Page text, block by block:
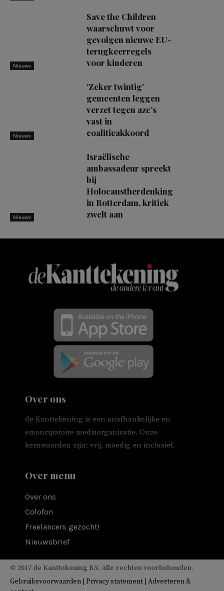
Nieuws
Save the Children
waarschuwt voor
gevolgen nieuwe EU-
terugkeerregels
voor kinderen
Nieuws
‘Zeker twintig’
gemeenten leggen
verzet tegen azc’s
vast in
coalitieakkoord
Nieuws
Israëlische
ambassadeur spreekt
bij
Holocaustherdenking
in Rotterdam, kritiek
zwelt aan
Over ons
de Kanttekening is een onafhankelijke en
emancipatoire mediaorganisatie. Onze
kernwaarden zijn: vrij, moedig en inclusief.
Over menu
Over ons
Colofon
Freelancers gezocht!
Nieuwsbrief
© 2017 de Kanttekening B.V. Alle rechten voorbehouden.
Gebruiksvoorwaarden Privacy statement Adverteren &